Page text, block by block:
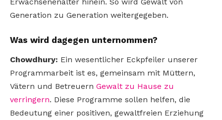
Generation zu Generation weitergegeben.
Was wird dagegen unternommen?
Chowdhury: Ein wesentlicher Eckpfeiler unserer
Programmarbeit ist es, gemeinsam mit Müttern,
Vätern und Betreuern Gewalt zu Hause zu
verringern. Diese Programme sollen helfen, die
Bedeutung einer positiven, gewaltfreien Erziehung